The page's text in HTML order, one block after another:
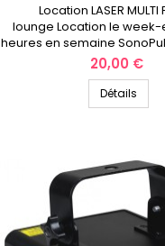
Location LASER MULTI
lounge Location le week-
heures en semaine
des hauts-de-
Prix
20,00 €
Détails